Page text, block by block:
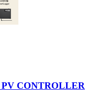
PV CONTROLLER